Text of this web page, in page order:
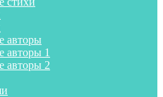
авторы
авторы 1
авторы 2